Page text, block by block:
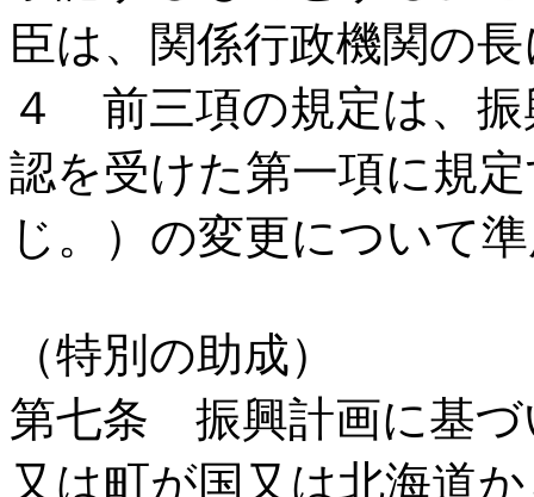
臣は、関係行政機関の
４ 前三項の規定は、振
認を受けた第一項に規
じ。）の変更について
（特別の助成）
第七条 振興計画に基づ
又は町が国又は北海道